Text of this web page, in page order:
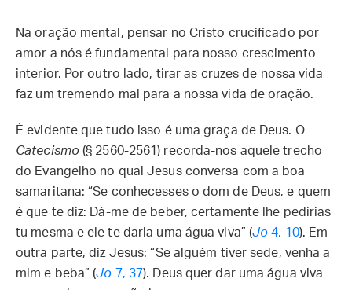
Na oração mental, pensar no Cristo crucificado por
amor a nós é fundamental para nosso crescimento
interior. Por outro lado, tirar as cruzes de nossa vida
faz um tremendo mal para a nossa vida de oração.
É evidente que tudo isso é uma graça de Deus. O
Catecismo(§ 2560-2561) recorda-nos aquele trecho
do Evangelho no qual Jesus conversa com a boa
samaritana: “Se conhecesses o dom de Deus, e quem
é que te diz: Dá-me de beber, certamente lhe pedirias
tu mesma e ele te daria uma água viva” (Jo 4, 10). Em
outra parte, diz Jesus: “Se alguém tiver sede, venha a
mim e beba” (Jo 7, 37). Deus quer dar uma água viva